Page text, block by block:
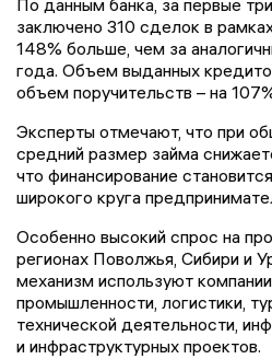
По данным банка, за первые
заключено 310 сделок в
148% больше, чем за
года. Объем выданных
объем поручительств – на
Эксперты отмечают, что при
средний размер займа
что финансирование
широкого круга
Особенно высокий спрос на
регионах Поволжья, Сибири и
механизм используют
промышленности, логистики,
технической деятельности,
и инфраструктурных проектов.